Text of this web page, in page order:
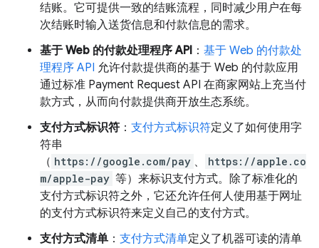
结账。它可提供一致的结账流程，同时减少用户在每
次结账时输入送货信息和付款信息的需求。
基于 Web 的付款处理程序 API ： 基于 Web 的付款处
理程序 API 允许付款提供商的基于 Web 的付款应用
通过标准 Payment Request API 在商家网站上充当付
款方式，从而向付款提供商开放生态系统。
支付方式标识符 ： 支付方式标识符定义了如何使用字
符串
（ https://google.com/pay 、
https://apple.co
m/apple-pay 等）来标识支付方式。除了标准化的
支付方式标识符之外，它还允许任何人使用基于网址
的支付方式标识符来定义自己的支付方式。
支付方式清单 ： 支付方式清单定义了机器可读的清单